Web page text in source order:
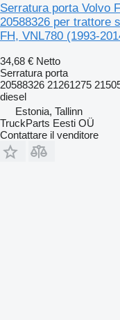
Serratura porta Volvo
20588326 per trattore
FH, VNL780 (1993-
34,68 € Netto
Serratura porta
20588326 21261275
diesel
Estonia, Tallinn
TruckParts Eesti OÜ
Contattare il venditore